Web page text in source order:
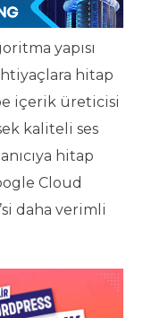
yapısı
hitap
içerik üreticisi
kaliteli ses
hitap
Cloud
daha verimli